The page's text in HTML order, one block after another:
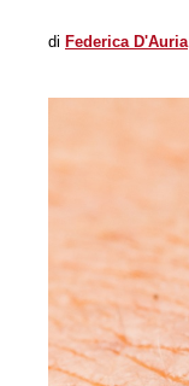
di Federica DʹAuria